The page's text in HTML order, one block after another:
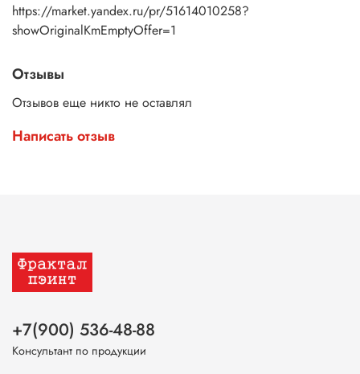
https://market.yandex.ru/pr/51614010258?
showOriginalKmEmptyOffer=1
Отзывы
Отзывов еще никто не оставлял
Написать отзыв
+7(900) 536-48-88
Консультант по продукции